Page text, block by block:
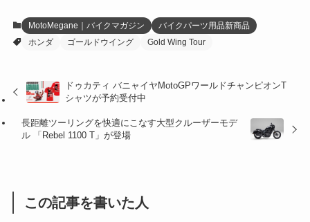
(27) (41)
(47)
(1)
(4)
(16)
(1)
MotoMegane｜バイクマガジン
バイクパーツ用品新商品
ホンダ
ゴールドウイング Gold Wing Tour
ドゥカティ バニャイヤMotoGPワールドチャンピオンT
シャツが予約受付中
長距離ツーリングを快適にこなす大型クルーザーモデ
ル 「Rebel 1100 T」が登場
この記事を書いた人